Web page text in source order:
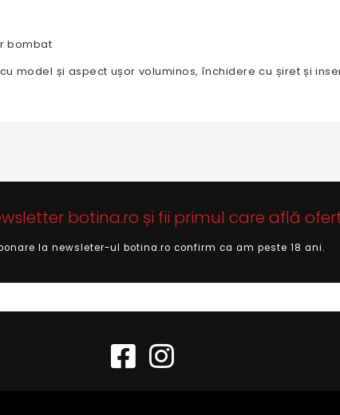
bombat
model și aspect ușor voluminos, închidere cu șiret și
botina.ro și fii primul care află
la newsleter-ul botina.ro confirm ca am peste 18 ani.